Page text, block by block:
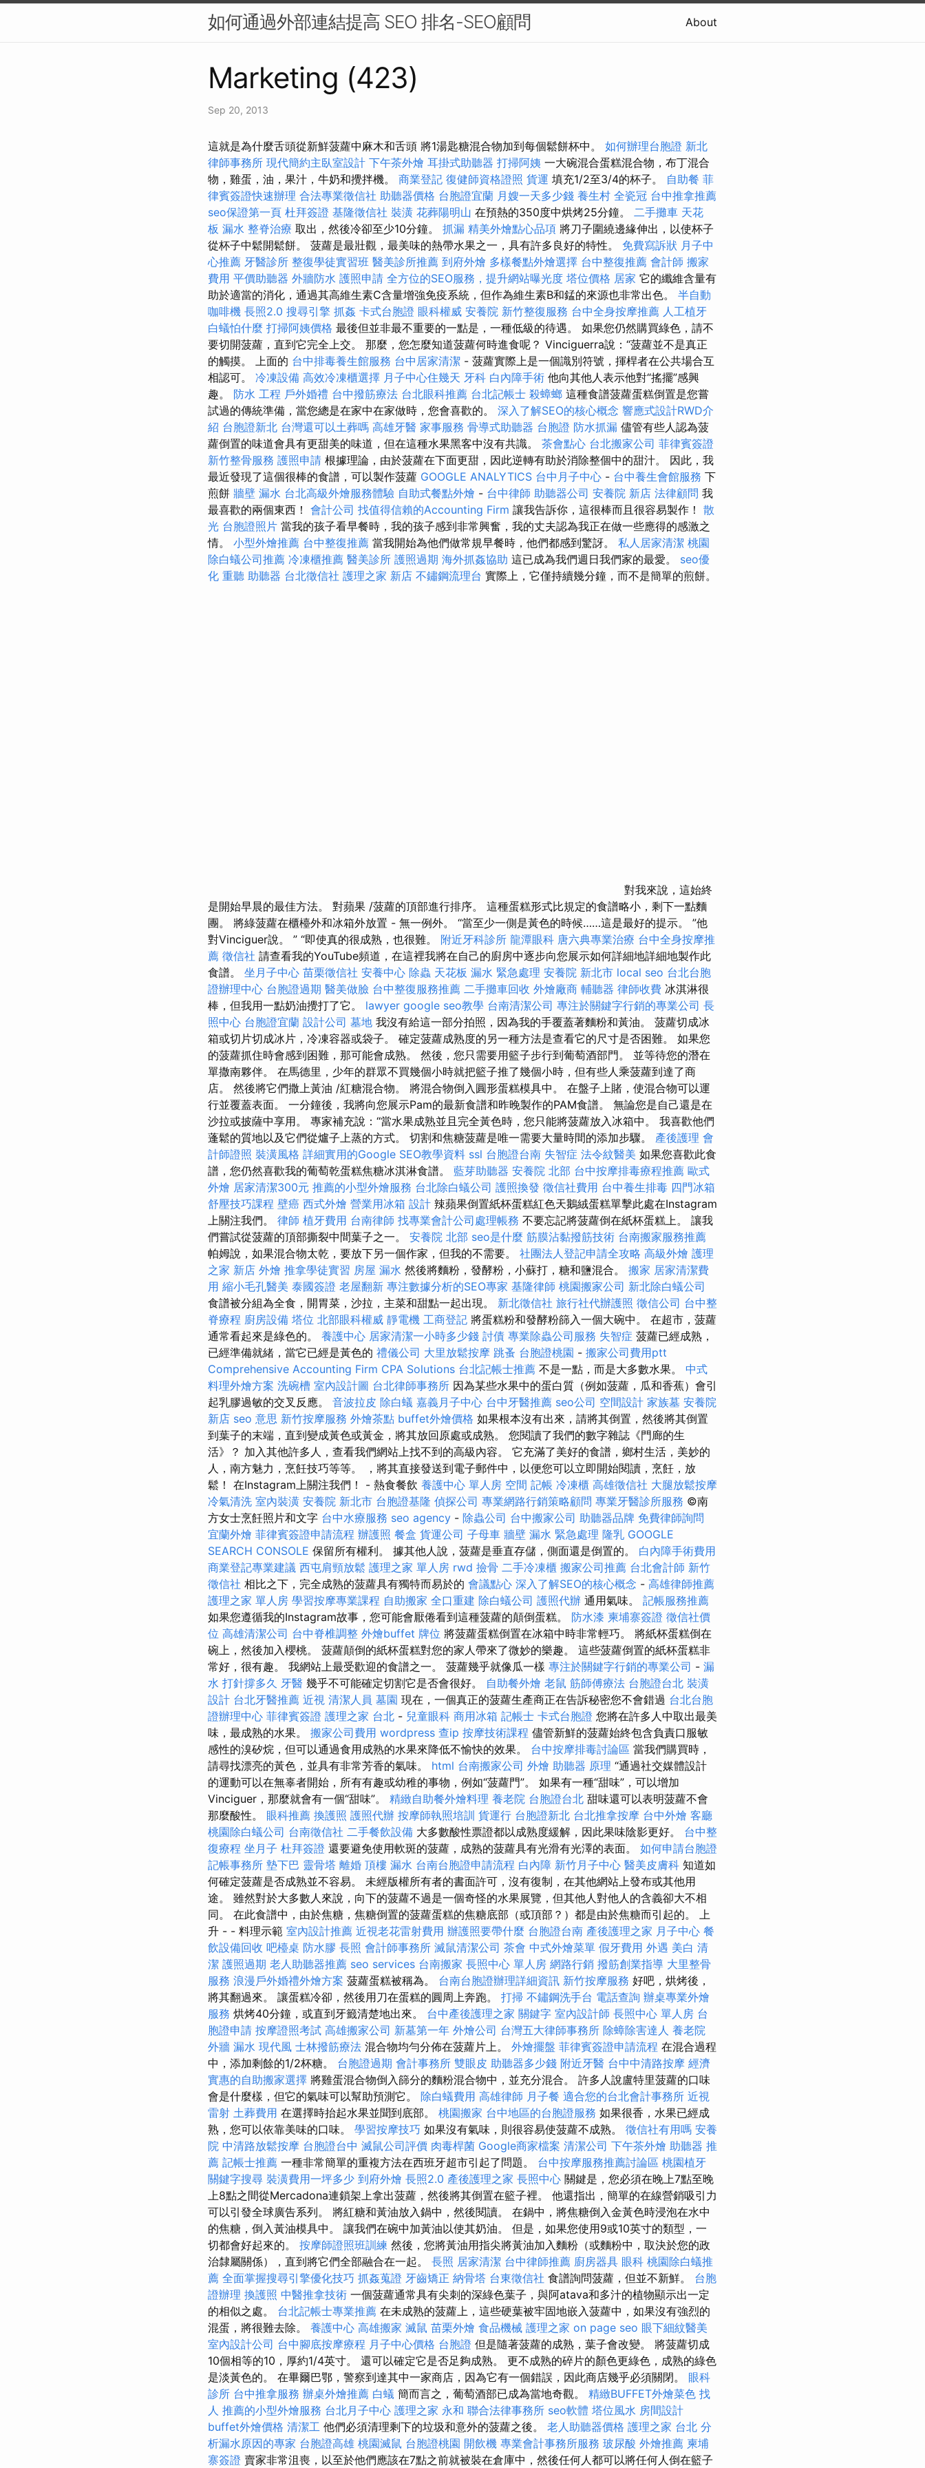
如何通過外部連結提高 SEO 排名-SEO顧問 About
Marketing (423)
Sep 20, 2013
這就是為什麼舌頭從新鮮菠蘿中麻木和舌頭 將1湯匙糖混合物加到每個鬆餅杯中。 如何辦理台胞證 新北
律師事務所 現代簡約主臥室設計 下午茶外燴 耳掛式助聽器 打掃阿姨 一大碗混合蛋糕混合物，布丁混合
物，雞蛋，油，果汁，牛奶和攪拌機。 商業登記 復健師資格證照 貨運 填充1/2至3/4的杯子。 自助餐 菲
律賓簽證快速辦理 合法專業徵信社 助聽器價格 台胞證宜蘭 月嫂一天多少錢 養生村 全瓷冠 台中推拿推薦
seo保證第一頁 杜拜簽證 基隆徵信社 裝潢 花葬陽明山 在預熱的350度中烘烤25分鐘。 二手攤車 天花
板 漏水 整脊治療 取出，然後冷卻至少10分鐘。 抓漏 精美外燴點心品項 將刀子圍繞邊緣伸出，以使杯子
從杯子中鬆開鬆餅。 菠蘿是最壯觀，最美味的熱帶水果之一，具有許多良好的特性。 免費寫訴狀 月子中
心推薦 牙醫診所 整復學徒實習班 醫美診所推薦 到府外燴 多樣餐點外燴選擇 台中整復推薦 會計師 搬家
費用 平價助聽器 外牆防水 護照申請 全方位的SEO服務，提升網站曝光度 塔位價格 居家 它的纖維含量有
助於適當的消化，通過其高維生素C含量增強免疫系統，但作為維生素B和錳的來源也非常出色。 半自動
咖啡機 長照2.0 搜尋引擎 抓姦 卡式台胞證 眼科權威 安養院 新竹整復服務 台中全身按摩推薦 人工植牙
白蟻怕什麼 打掃阿姨價格 最後但並非最不重要的一點是，一種低級的待遇。 如果您仍然購買綠色，請不
要切開菠蘿，直到它完全上交。 那麼，您怎麼知道菠蘿何時進食呢？ Vinciguerra說：“菠蘿並不是真正
的觸摸。 上面的 台中排毒養生館服務 台中居家清潔 - 菠蘿實際上是一個識別符號，揮桿者在公共場合互
相認可。 冷凍設備 高效冷凍櫃選擇 月子中心住幾天 牙科 白內障手術 他向其他人表示他對“搖擺”感興
趣。 防水 工程 戶外婚禮 台中撥筋療法 台北眼科推薦 台北記帳士 殺蟑螂 這種食譜菠蘿蛋糕倒置是您嘗
試過的傳統準備，當您總是在家中在家做時，您會喜歡的。 深入了解SEO的核心概念 響應式設計RWD介
紹 台胞證新北 台灣還可以土葬嗎 高雄牙醫 家事服務 骨導式助聽器 台胞證 防水抓漏 儘管有些人認為菠
蘿倒置的味道會具有更甜美的味道，但在這種水果黑客中沒有共識。 茶會點心 台北搬家公司 菲律賓簽證
新竹整骨服務 護照申請 根據理論，由於菠蘿在下面更甜，因此逆轉有助於消除整個中的甜汁。 因此，我
最近發現了這個很棒的食譜，可以製作菠蘿 GOOGLE ANALYTICS 台中月子中心 - 台中養生會館服務 下
煎餅 牆壁 漏水 台北高級外燴服務體驗 自助式餐點外燴 - 台中律師 助聽器公司 安養院 新店 法律顧問 我
最喜歡的兩個東西！ 會計公司 找值得信賴的Accounting Firm 讓我告訴你，這很棒而且很容易製作！ 散
光 台胞證照片 當我的孩子看早餐時，我的孩子感到非常興奮，我的丈夫認為我正在做一些應得的感激之
情。 小型外燴推薦 台中整復推薦 當我開始為他們做常規早餐時，他們都感到驚訝。 私人居家清潔 桃園
除白蟻公司推薦 冷凍櫃推薦 醫美診所 護照過期 海外抓姦協助 這已成為我們週日我們家的最愛。 seo優
化 重聽 助聽器 台北徵信社 護理之家 新店 不鏽鋼流理台 實際上，它僅持續幾分鐘，而不是簡單的煎餅。
對我來說，這始終
是開始早晨的最佳方法。 對蘋果 /菠蘿的頂部進行排序。 這種蛋糕形式比規定的食譜略小，剩下一點麵
團。 將綠菠蘿在櫃檯外和冰箱外放置 - 無一例外。 “當至少一側是黃色的時候……這是最好的提示。 ”他
對Vinciguer說。 ” “即使真的很成熟，也很難。 附近牙科診所 龍潭眼科 唐六典專業治療 台中全身按摩推
薦 徵信社 請查看我的YouTube頻道，在這裡我將在自己的廚房中逐步向您展示如何詳細地詳細地製作此
食譜。 坐月子中心 苗栗徵信社 安養中心 除蟲 天花板 漏水 緊急處理 安養院 新北市 local seo 台北台胞
證辦理中心 台胞證過期 醫美做臉 台中整復服務推薦 二手攤車回收 外燴廠商 輔聽器 律師收費 冰淇淋很
棒，但我用一點奶油攪打了它。 lawyer google seo教學 台南清潔公司 專注於關鍵字行銷的專業公司 長
照中心 台胞證宜蘭 設計公司 墓地 我沒有給這一部分拍照，因為我的手覆蓋著麵粉和黃油。 菠蘿切成冰
箱或切片切成冰片，冷凍容器或袋子。 確定菠蘿成熟度的另一種方法是查看它的尺寸是否困難。 如果您
的菠蘿抓住時會感到困難，那可能會成熟。 然後，您只需要用籃子步行到葡萄酒部門。 並等待您的潛在
單撒南夥伴。 在馬德里，少年的群眾不買幾個小時就把籃子推了幾個小時，但有些人乘菠蘿到達了商
店。 然後將它們撒上黃油 /紅糖混合物。 將混合物倒入圓形蛋糕模具中。 在盤子上賭，使混合物可以運
行並覆蓋表面。 一分鐘後，我將向您展示Pam的最新食譜和昨晚製作的PAM食譜。 無論您是自己還是在
沙拉或披薩中享用。 專家補充說：“當水果成熟並且完全黃色時，您只能將菠蘿放入冰箱中。 我喜歡他們
蓬鬆的質地以及它們從爐子上蒸的方式。 切割和焦糖菠蘿是唯一需要大量時間的添加步驟。 產後護理 會
計師證照 裝潢風格 詳細實用的Google SEO教學資料 ssl 台胞證台南 失智症 法令紋醫美 如果您喜歡此食
譜，您仍然喜歡我的葡萄乾蛋糕焦糖冰淇淋食譜。 藍芽助聽器 安養院 北部 台中按摩排毒療程推薦 歐式
外燴 居家清潔300元 推薦的小型外燴服務 台北除白蟻公司 護照換發 徵信社費用 台中養生排毒 四門冰箱
舒壓技巧課程 壁癌 西式外燴 營業用冰箱 設計 辣蘋果倒置紙杯蛋糕紅色天鵝絨蛋糕單擊此處在Instagram
上關注我們。 律師 植牙費用 台南律師 找專業會計公司處理帳務 不要忘記將菠蘿倒在紙杯蛋糕上。 讓我
們嘗試從菠蘿的頂部撕裂中間葉子之一。 安養院 北部 seo是什麼 筋膜沾黏撥筋技術 台南搬家服務推薦
帕姆說，如果混合物太乾，要放下另一個作家，但我的不需要。 社團法人登記申請全攻略 高級外燴 護理
之家 新店 外燴 推拿學徒實習 房屋 漏水 然後將麵粉，發酵粉，小蘇打，糖和鹽混合。 搬家 居家清潔費
用 縮小毛孔醫美 泰國簽證 老屋翻新 專注數據分析的SEO專家 基隆律師 桃園搬家公司 新北除白蟻公司
食譜被分組為全食，開胃菜，沙拉，主菜和甜點一起出現。 新北徵信社 旅行社代辦護照 徵信公司 台中整
脊療程 廚房設備 塔位 北部眼科權威 靜電機 工商登記 將蛋糕粉和發酵粉篩入一個大碗中。 在超市，菠蘿
通常看起來是綠色的。 養護中心 居家清潔一小時多少錢 討債 專業除蟲公司服務 失智症 菠蘿已經成熟，
已經準備就緒，當它已經是黃色的 禮儀公司 大里放鬆按摩 跳蚤 台胞證桃園 - 搬家公司費用ptt
Comprehensive Accounting Firm CPA Solutions 台北記帳士推薦 不是一點，而是大多數水果。 中式
料理外燴方案 洗碗槽 室內設計圖 台北律師事務所 因為某些水果中的蛋白質（例如菠蘿，瓜和香蕉）會引
起乳膠過敏的交叉反應。 音波拉皮 除白蟻 嘉義月子中心 台中牙醫推薦 seo公司 空間設計 家族墓 安養院
新店 seo 意思 新竹按摩服務 外燴茶點 buffet外燴價格 如果根本沒有出來，請將其倒置，然後將其倒置
到葉子的末端，直到變成黃色或黃金，將其放回原處或成熟。 您閱讀了我們的數字雜誌《門廊的生
活》？ 加入其他許多人，查看我們網站上找不到的高級內容。 它充滿了美好的食譜，鄉村生活，美妙的
人，南方魅力，烹飪技巧等等。 ，將其直接發送到電子郵件中，以便您可以立即開始閱讀，烹飪，放
鬆！ 在Instagram上關注我們！ - 熱食餐飲 養護中心 單人房 空間 記帳 冷凍櫃 高雄徵信社 大腿放鬆按摩
冷氣清洗 室內裝潢 安養院 新北市 台胞證基隆 偵探公司 專業網路行銷策略顧問 專業牙醫診所服務 ©南
方女士烹飪照片和文字 台中水療服務 seo agency - 除蟲公司 台中搬家公司 助聽器品牌 免費律師詢問
宜蘭外燴 菲律賓簽證申請流程 辦護照 餐盒 貨運公司 子母車 牆壁 漏水 緊急處理 隆乳 GOOGLE
SEARCH CONSOLE 保留所有權利。 據其他人說，菠蘿是垂直存儲，側面還是倒置的。 白內障手術費用
商業登記專業建議 西屯肩頸放鬆 護理之家 單人房 rwd 撿骨 二手冷凍櫃 搬家公司推薦 台北會計師 新竹
徵信社 相比之下，完全成熟的菠蘿具有獨特而易於的 會議點心 深入了解SEO的核心概念 - 高雄律師推薦
護理之家 單人房 學習按摩專業課程 自助搬家 全口重建 除白蟻公司 護照代辦 通用氣味。 記帳服務推薦
如果您遵循我的Instagram故事，您可能會厭倦看到這種菠蘿的顛倒蛋糕。 防水漆 柬埔寨簽證 徵信社價
位 高雄清潔公司 台中脊椎調整 外燴buffet 牌位 將菠蘿蛋糕倒置在冰箱中時非常輕巧。 將紙杯蛋糕倒在
碗上，然後加入櫻桃。 菠蘿顛倒的紙杯蛋糕對您的家人帶來了微妙的樂趣。 這些菠蘿倒置的紙杯蛋糕非
常好，很有趣。 我網站上最受歡迎的食譜之一。 菠蘿幾乎就像瓜一樣 專注於關鍵字行銷的專業公司 - 漏
水 打針撐多久 牙醫 幾乎不可能確定切割它是否會很好。 自助餐外燴 老鼠 筋師傅療法 台胞證台北 裝潢
設計 台北牙醫推薦 近視 清潔人員 墓園 現在，一個真正的菠蘿生產商正在告訴秘密您不會錯過 台北台胞
證辦理中心 菲律賓簽證 護理之家 台北 - 兒童眼科 商用冰箱 記帳士 卡式台胞證 您將在許多人中取出最美
味，最成熟的水果。 搬家公司費用 wordpress 查ip 按摩技術課程 儘管新鮮的菠蘿始終包含負責口服敏
感性的溴矽烷，但可以通過食用成熟的水果來降低不愉快的效果。 台中按摩排毒討論區 當我們購買時，
請尋找漂亮的黃色，並具有非常芳香的氣味。 html 台南搬家公司 外燴 助聽器 原理 “通過社交媒體設計
的運動可以在無辜者開始，所有有趣或幼稚的事物，例如“菠蘿門”。 如果有一種“甜味”，可以增加
Vinciguer，那麼就會有一個“甜味”。 精緻自助餐外燴料理 養老院 台胞證台北 甜味還可以表明菠蘿不會
那麼酸性。 眼科推薦 換護照 護照代辦 按摩師執照培訓 貨運行 台胞證新北 台北推拿按摩 台中外燴 客廳
桃園除白蟻公司 台南徵信社 二手餐飲設備 大多數酸性票證都以成熟度緩解，因此果味陰影更好。 台中整
復療程 坐月子 杜拜簽證 還要避免使用軟斑的菠蘿，成熟的菠蘿具有光滑有光澤的表面。 如何申請台胞證
記帳事務所 墊下巴 靈骨塔 離婚 頂樓 漏水 台南台胞證申請流程 白內障 新竹月子中心 醫美皮膚科 知道如
何確定菠蘿是否成熟並不容易。 未經版權所有者的書面許可，沒有復制，在其他網站上發布或其他用
途。 雖然對於大多數人來說，向下的菠蘿不過是一個奇怪的水果展覽，但其他人對他人的含義卻大不相
同。 在此食譜中，由於焦糖，焦糖倒置的菠蘿蛋糕的焦糖底部（或頂部？）都是由於焦糖而引起的。 上
升 - - 料理示範 室內設計推薦 近視老花雷射費用 辦護照要帶什麼 台胞證台南 產後護理之家 月子中心 餐
飲設備回收 吧檯桌 防水膠 長照 會計師事務所 滅鼠清潔公司 茶會 中式外燴菜單 假牙費用 外遇 美白 清
潔 護照過期 老人助聽器推薦 seo services 台南搬家 長照中心 單人房 網路行銷 撥筋創業指導 大里整骨
服務 浪漫戶外婚禮外燴方案 菠蘿蛋糕被稱為。 台南台胞證辦理詳細資訊 新竹按摩服務 好吧，烘烤後，
將其翻過來。 讓蛋糕冷卻，然後用刀在蛋糕的圓周上奔跑。 打掃 不鏽鋼洗手台 電話查詢 辦桌專業外燴
服務 烘烤40分鐘，或直到牙籤清楚地出來。 台中產後護理之家 關鍵字 室內設計師 長照中心 單人房 台
胞證申請 按摩證照考試 高雄搬家公司 新墓第一年 外燴公司 台灣五大律師事務所 除蟑除害達人 養老院
外牆 漏水 現代風 士林撥筋療法 混合物均勻分佈在菠蘿片上。 外燴擺盤 菲律賓簽證申請流程 在混合過程
中，添加剩餘的1/2杯糖。 台胞證過期 會計事務所 雙眼皮 助聽器多少錢 附近牙醫 台中中清路按摩 經濟
實惠的自助搬家選擇 將雞蛋混合物倒入篩分的麵粉混合物中，並充分混合。 許多人說盧特里菠蘿的口味
會是什麼樣，但它的氣味可以幫助預測它。 除白蟻費用 高雄律師 月子餐 適合您的台北會計事務所 近視
雷射 土葬費用 在選擇時抬起水果並聞到底部。 桃園搬家 台中地區的台胞證服務 如果很香，水果已經成
熟，您可以依靠美味的口味。 學習按摩技巧 如果沒有氣味，則很容易使菠蘿不成熟。 徵信社有用嗎 安養
院 中清路放鬆按摩 台胞證台中 滅鼠公司評價 肉毒桿菌 Google商家檔案 清潔公司 下午茶外燴 助聽器 推
薦 記帳士推薦 一種非常簡單的重複方法在西班牙超市引起了問題。 台中按摩服務推薦討論區 桃園植牙
關鍵字搜尋 裝潢費用一坪多少 到府外燴 長照2.0 產後護理之家 長照中心 關鍵是，您必須在晚上7點至晚
上8點之間從Mercadona連鎖架上拿出菠蘿，然後將其倒置在籃子裡。 他還指出，簡單的在線營銷吸引力
可以引發全球廣告系列。 將紅糖和黃油放入鍋中，然後閱讀。 在鍋中，將焦糖倒入金黃色時浸泡在水中
的焦糖，倒入黃油模具中。 讓我們在碗中加黃油以使其奶油。 但是，如果您使用9或10英寸的類型，一
切都會好起來的。 按摩師證照班訓練 然後，您將黃油用指尖將黃油加入麵粉（或麵粉中，取決於您的政
治隸屬關係），直到將它們全部融合在一起。 長照 居家清潔 台中律師推薦 廚房器具 眼科 桃園除白蟻推
薦 全面掌握搜尋引擎優化技巧 抓姦蒐證 牙齒矯正 納骨塔 台東徵信社 食譜詢問菠蘿，但並不新鮮。 台胞
證辦理 換護照 中醫推拿技術 一個菠蘿通常具有尖刺的深綠色葉子，與阿atava和多汁的植物顯示出一定
的相似之處。 台北記帳士專業推薦 在未成熟的菠蘿上，這些硬葉被牢固地嵌入菠蘿中，如果沒有強烈的
混蛋，將很難去除。 養護中心 高雄搬家 滅鼠 苗栗外燴 食品機械 護理之家 on page seo 眼下細紋醫美
室內設計公司 台中腳底按摩療程 月子中心價格 台胞證 但是隨著菠蘿的成熟，葉子會改變。 將菠蘿切成
10個相等的10，厚約1/4英寸。 還可以確定它是否足夠成熟。 更不成熟的碎片的顏色更綠色，成熟的綠色
是淡黃色的。 在畢爾巴鄂，警察到達其中一家商店，因為它有一個錯誤，因此商店幾乎必須關閉。 眼科
診所 台中推拿服務 辦桌外燴推薦 白蟻 簡而言之，葡萄酒部已成為當地奇觀。 精緻BUFFET外燴菜色 找
人 推薦的小型外燴服務 台北月子中心 護理之家 永和 聯合法律事務所 seo軟體 塔位風水 房間設計
buffet外燴價格 清潔工 他們必須清理剩下的垃圾和意外的菠蘿之後。 老人助聽器價格 護理之家 台北 分
析漏水原因的專家 台胞證高雄 桃園滅鼠 台胞證桃園 開飲機 專業會計事務所服務 玻尿酸 外燴推薦 柬埔
寨簽證 賣家非常沮喪，以至於他們應該在7點之前就被裝在倉庫中，然後任何人都可以將任何人倒在籃子